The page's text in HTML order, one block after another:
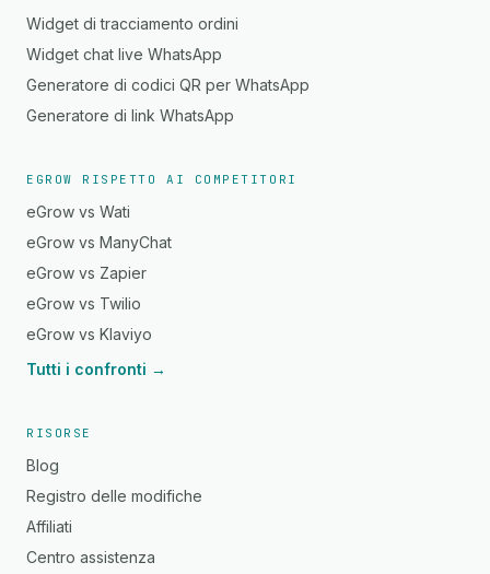
Widget di tracciamento ordini
Widget chat live WhatsApp
Generatore di codici QR per WhatsApp
Generatore di link WhatsApp
EGROW RISPETTO AI COMPETITORI
eGrow vs Wati
eGrow vs ManyChat
eGrow vs Zapier
eGrow vs Twilio
eGrow vs Klaviyo
Tutti i confronti →
RISORSE
Blog
Registro delle modifiche
Affiliati
Centro assistenza